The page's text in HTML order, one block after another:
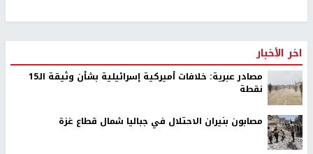
اخر الأخبار
مصادر عبرية: خلافات أميركية إسرائيلية بشأن وثيقة الـ15
نقطة
مصابون بنيران الاحتلال في جباليا شمال قطاع غزة